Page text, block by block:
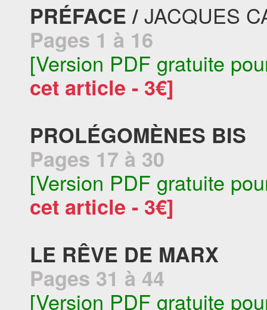
PRÉFACE / JACQUES
Pages 1 à 16
[Version PDF gratuite
cet article - 3€]
PROLÉGOMÈNES BIS
Pages 17 à 30
[Version PDF gratuite
cet article - 3€]
LE RÊVE DE MARX
Pages 31 à 44
[Version PDF gratuite